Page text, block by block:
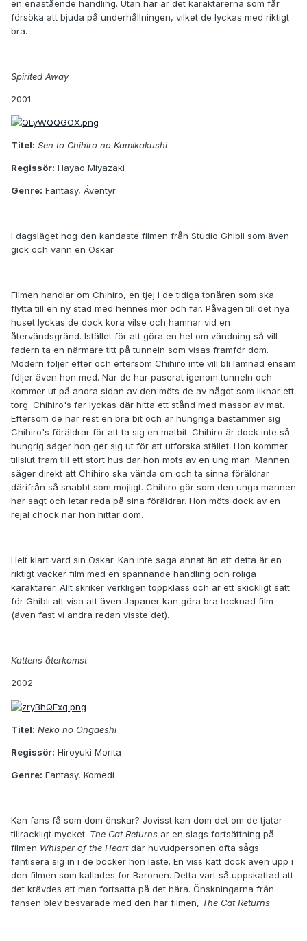
en enastående handling. Utan här är det karaktärerna som får
försöka att bjuda på underhållningen, vilket de lyckas med riktigt
bra.
Spirited Away
2001
Titel: Sen to Chihiro no Kamikakushi
Regissör: Hayao Miyazaki
Genre: Fantasy, Äventyr
I dagsläget nog den kändaste filmen från Studio Ghibli som även
gick och vann en Oskar.
Filmen handlar om Chihiro, en tjej i de tidiga tonåren som ska
flytta till en ny stad med hennes mor och far. Påvägen till det nya
huset lyckas de dock köra vilse och hamnar vid en
återvändsgränd. Istället för att göra en hel om vändning så vill
fadern ta en närmare titt på tunneln som visas framför dom.
Modern följer efter och eftersom Chihiro inte vill bli lämnad ensam
följer även hon med. När de har paserat igenom tunneln och
kommer ut på andra sidan av den möts de av något som liknar ett
torg. Chihiro's far lyckas där hitta ett stånd med massor av mat.
Eftersom de har rest en bra bit och är hungriga bästämmer sig
Chihiro's föräldrar för att ta sig en matbit. Chihiro är dock inte så
hungrig säger hon ger sig ut för att utforska stället. Hon kommer
tillslut fram till ett stort hus där hon möts av en ung man. Mannen
säger direkt att Chihiro ska vända om och ta sinna föräldrar
därifrån så snabbt som möjligt. Chihiro gör som den unga mannen
har sagt och letar reda på sina föräldrar. Hon möts dock av en
rejäl chock när hon hittar dom.
Helt klart värd sin Oskar. Kan inte säga annat än att detta är en
riktigt vacker film med en spännande handling och roliga
karaktärer. Allt skriker verkligen toppklass och är ett skickligt sätt
för Ghibli att visa att även Japaner kan göra bra tecknad film
(även fast vi andra redan visste det).
Kattens återkomst
2002
Titel: Neko no Ongaeshi
Regissör: Hiroyuki Morita
Genre: Fantasy, Komedi
Kan fans få som dom önskar? Jovisst kan dom det om de tjatar
tillräckligt mycket. The Cat Returns är en slags fortsättning på
filmen Whisper of the Heartdär huvudpersonen ofta sågs
fantisera sig in i de böcker hon läste. En viss katt döck även upp i
den filmen som kallades för Baronen. Detta vart så uppskattad att
det krävdes att man fortsatta på det hära. Önskningarna från
fansen blev besvarade med den här filmen, The Cat Returns.